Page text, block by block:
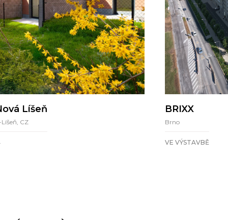
Líšeň
CZ
BRIXX
Brno
VE VÝSTAVBĚ